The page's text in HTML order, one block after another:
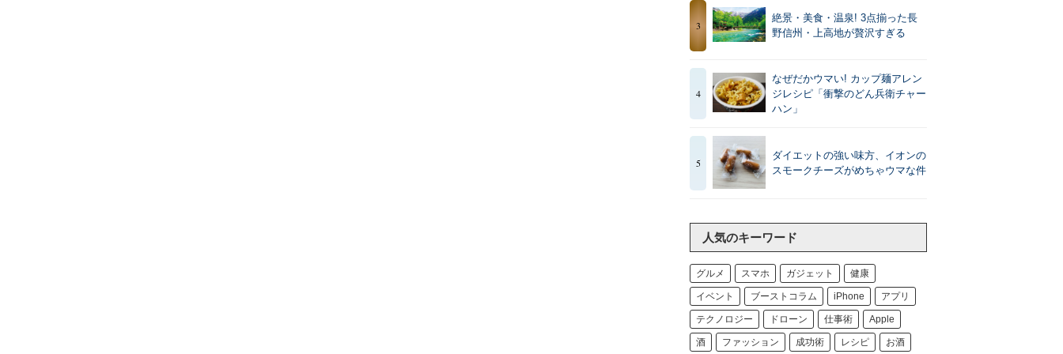
3
絶景・美食・温泉! 3点揃った長
野信州・上高地が贅沢すぎる
4
なぜだかウマい! カップ麺アレン
ジレシピ「衝撃のどん兵衛チャー
ハン」
5
ダイエットの強い味方、イオンの
スモークチーズがめちゃウマな件
人気のキーワード
グルメ スマホ ガジェット 健康
イベント ブーストコラム iPhone アプリ
テクノロジー ドローン 仕事術 Apple
酒 ファッション 成功術 レシピ お酒